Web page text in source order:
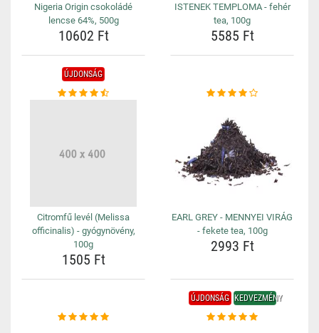
Nigeria Origin csokoládé
lencse 64%, 500g
10602 Ft
ISTENEK TEMPLOMA - fehér
tea, 100g
5585 Ft
ÚJDONSÁG
Citromfű levél (Melissa
officinalis) - gyógynövény,
100g
1505 Ft
EARL GREY - MENNYEI VIRÁG
- fekete tea, 100g
2993 Ft
ÚJDONSÁG KEDVEZMÉNY